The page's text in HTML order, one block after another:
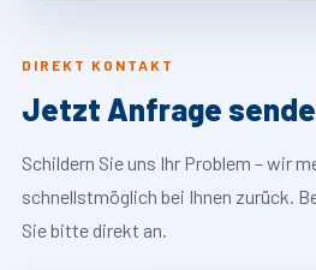
DIREKT KONTAKT
Jetzt Anfrage
Schildern Sie uns Ihr Problem – wir
schnellstmöglich bei Ihnen zurück.
Sie bitte direkt an.